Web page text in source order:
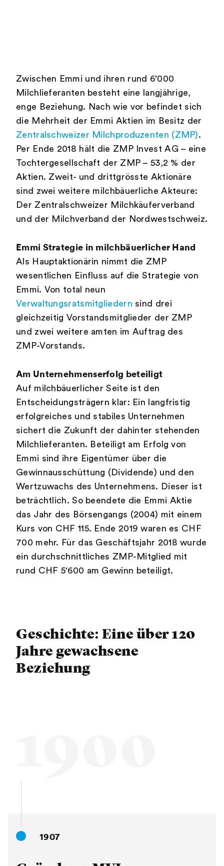
Zwischen Emmi und ihren rund 6'000
Milchlieferanten besteht eine langjährige,
enge Beziehung. Nach wie vor befindet sich
die Mehrheit der Emmi Aktien im Besitz der
Zentralschweizer Milchproduzenten (ZMP).
Per Ende 2018 hält die ZMP Invest AG – eine
Tochtergesellschaft der ZMP – 53,2 % der
Aktien. Zweit- und drittgrösste Aktionäre
sind zwei weitere milchbäuerliche Akteure:
Der Zentralschweizer Milchkäuferverband
und der Milchverband der Nordwestschweiz.
Emmi Strategie in milchbäuerlicher Hand
Als Hauptaktionärin nimmt die ZMP
wesentlichen Einfluss auf die Strategie von
Emmi. Von total neun
Verwaltungsratsmitgliedern sind drei
gleichzeitig Vorstandsmitglieder der ZMP
und zwei weitere amten im Auftrag des
ZMP-Vorstands.
Am Unternehmenserfolg beteiligt
Auf milchbäuerlicher Seite ist den
Entscheidungsträgern klar: Ein langfristig
erfolgreiches und stabiles Unternehmen
sichert die Zukunft der dahinter stehenden
Milchlieferanten. Beteiligt am Erfolg von
Emmi sind ihre Eigentümer über die
Gewinnausschüttung (Dividende) und den
Wertzuwachs des Unternehmens. Dieser ist
beträchtlich. So beendete die Emmi Aktie
das Jahr des Börsengangs (2004) mit einem
Kurs von CHF 115. Ende 2019 waren es CHF
700 mehr. Für das Geschäftsjahr 2018 wurde
ein durchschnittliches ZMP-Mitglied mit
rund CHF 5'600 am Gewinn beteiligt.
Geschichte: Eine über 120
Jahre gewachsene
Beziehung
1907